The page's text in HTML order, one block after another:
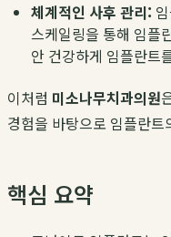
체계적인 사후 관리:
스케일링을 통해 임플
안 건강하게 임플란트
이처럼 미소나무치과의원
경험을 바탕으로 임플란
핵심 요약